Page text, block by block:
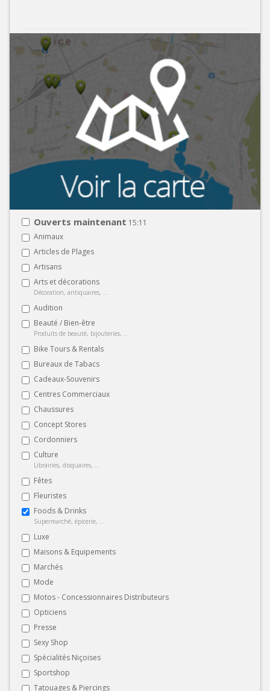
Ouverts maintenant 15:11
Animaux
Articles de Plages
Artisans
Arts et décorations
Décoration, antiquaires, ...
Audition
Beauté / Bien-être
Produits de beauté, bijouteries, ...
Bike Tours & Rentals
Bureaux de Tabacs
Cadeaux-Souvenirs
Centres Commerciaux
Chaussures
Concept Stores
Cordonniers
Culture
Librairies, disquaires, ...
Fêtes
Fleuristes
Foods & Drinks
Supermarché, épicerie, ...
Luxe
Maisons & Equipements
Marchés
Mode
Motos - Concessionnaires Distributeurs
Opticiens
Presse
Sexy Shop
Spécialités Niçoises
Sportshop
Tatouages & Piercings